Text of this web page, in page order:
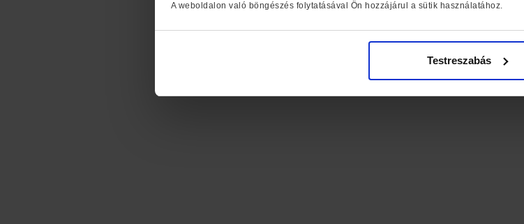
A weboldalon való böngészés folytatásával Ön hozzájárul a sütik használatához.
Testreszabás